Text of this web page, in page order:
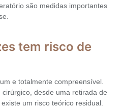
são medidas importantes
tem risco de
e totalmente compreensível.
desde uma retirada de
um risco teórico residual.